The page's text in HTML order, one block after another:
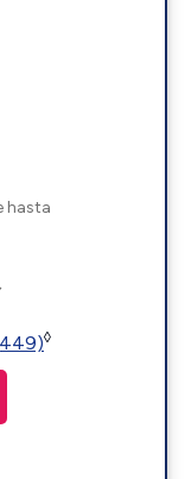
hasta
◊